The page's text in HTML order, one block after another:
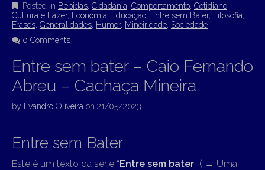
Posted in Bebidas Cidadania Comportamento Cotidiano
Cultura e Lazer, Economia Educação Entre sem Bater, Filosofia
Frases Generalidades Humor, Mineiridade Sociedade
0 Comments
Entre sem bater – Caio Fernando
Abreu – Cachaça Mineira
by Evandro Oliveira on 21/05/2023
Entre sem Bater
Este é um texto da série “Entre sem bater” ( ← Uma